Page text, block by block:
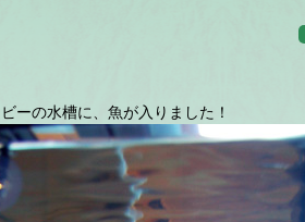
ーの水槽に、魚が入りました！